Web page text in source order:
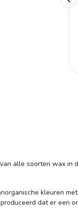
alle soorten wax in
kleuren
dat er een